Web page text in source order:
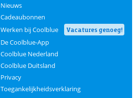
Nieuws
Cadeaubonnen
Werken bij Coolblue
Vacatures genoeg!
De Coolblue-App
Coolblue Nederland
Coolblue Duitsland
Privacy
Toegankelijkheidsverklaring